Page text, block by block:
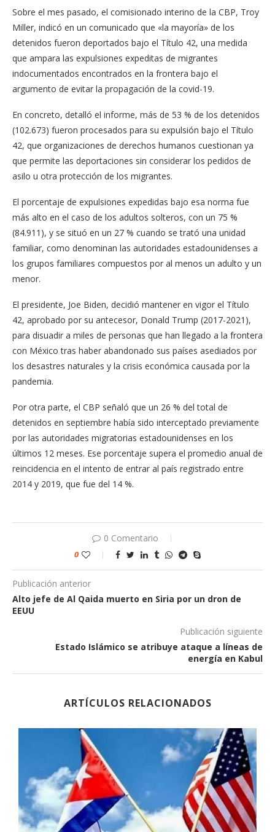
Sobre el mes pasado, el comisionado interino de la CBP, Troy
Miller, indicó en un comunicado que «la mayoría» de los
detenidos fueron deportados bajo el Título 42, una medida
que ampara las expulsiones expeditas de migrantes
indocumentados encontrados en la frontera bajo el
argumento de evitar la propagación de la covid-19.
En concreto, detalló el informe, más de 53 % de los detenidos
(102.673) fueron procesados para su expulsión bajo el Título
42, que organizaciones de derechos humanos cuestionan ya
que permite las deportaciones sin considerar los pedidos de
asilo u otra protección de los migrantes.
El porcentaje de expulsiones expedidas bajo esa norma fue
más alto en el caso de los adultos solteros, con un 75 %
(84.911), y se situó en un 27 % cuando se trató una unidad
familiar, como denominan las autoridades estadounidenses a
los grupos familiares compuestos por al menos un adulto y un
menor.
El presidente, Joe Biden, decidió mantener en vigor el Título
42, aprobado por su antecesor, Donald Trump (2017-2021),
para disuadir a miles de personas que han llegado a la frontera
con México tras haber abandonado sus países asediados por
los desastres naturales y la crisis económica causada por la
pandemia.
Por otra parte, el CBP señaló que un 26 % del total de
detenidos en septiembre había sido interceptado previamente
por las autoridades migratorias estadounidenses en los
últimos 12 meses. Ese porcentaje supera el promedio anual de
reincidencia en el intento de entrar al país registrado entre
2014 y 2019, que fue del 14 %.
0 Comentario
0
Publicación anterior
Alto jefe de Al Qaida muerto en Siria por un dron de
EEUU
Publicación siguiente
Estado Islámico se atribuye ataque a líneas de
energía en Kabul
ARTÍCULOS RELACIONADOS